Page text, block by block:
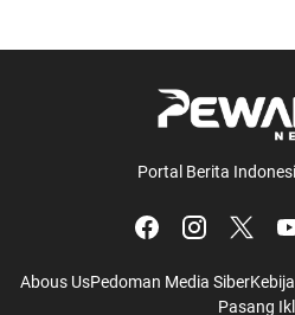
Portal Berita
Abous UsPedoman Media Siber
Pasang